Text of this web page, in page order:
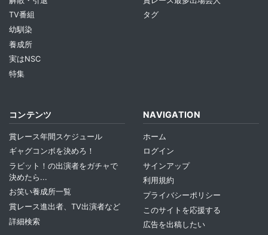
TV番組
幼馴染
養成所
実はNSC
特集
タグ
コンテンツ
賞レース年間スケジュール
ギャグコンボを決めろ！
ラビット！の出演者をガチャで
決めたら...
お笑い養成所一覧
賞レース進出者、TV出演者など
詳細検索
NAVIGATION
ホーム
ログイン
サインアップ
利用規約
プライバシーポリシー
このサイトを応援する
広告を出稿したい